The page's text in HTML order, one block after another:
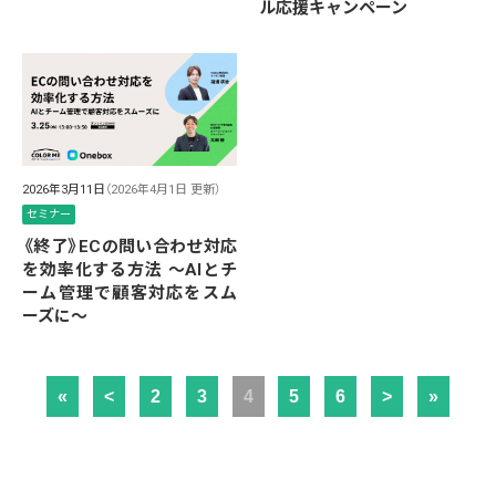
ル応援キャンペーン
2026年3月11日 （2026年4月1日 更新）
セミナー
《終了》ECの問い合わせ対応
を効率化する方法 ～AIとチ
ーム管理で顧客対応をスム
ーズに～
« < 2 3 4 5 6 > »